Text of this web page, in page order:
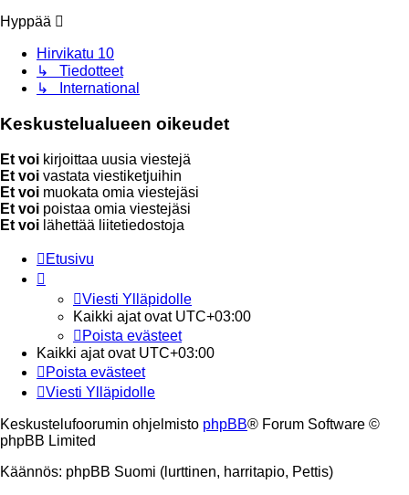
Hyppää
Hirvikatu 10
↳ Tiedotteet
↳ International
Keskustelualueen oikeudet
Et voi kirjoittaa uusia viestejä
Et voi vastata viestiketjuihin
Et voi muokata omia viestejäsi
Et voi poistaa omia viestejäsi
Et voi lähettää liitetiedostoja
Etusivu
Viesti Ylläpidolle
Kaikki ajat ovat UTC+03:00
Poista evästeet
Kaikki ajat ovat UTC+03:00
Poista evästeet
Viesti Ylläpidolle
Keskustelufoorumin ohjelmisto phpBB® Forum Software ©
phpBB Limited
Käännös: phpBB Suomi (lurttinen, harritapio, Pettis)